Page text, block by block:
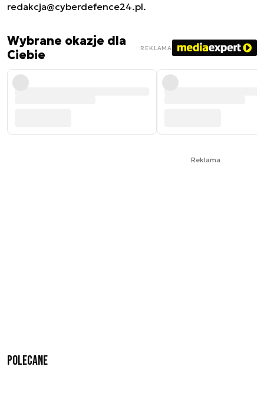
redakcja@cyberdefence24.pl.
Wybrane okazje dla
Ciebie
REKLAMA
Reklama
Polecane